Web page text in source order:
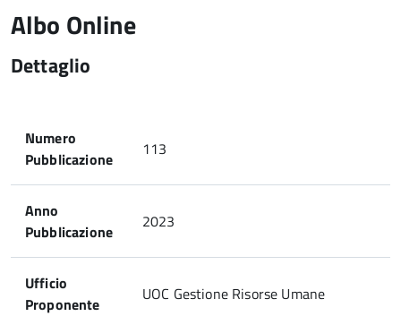
Albo Online
Dettaglio
Numero
Pubblicazione
113
Anno
Pubblicazione
2023
Ufficio
Proponente
UOC Gestione Risorse Umane